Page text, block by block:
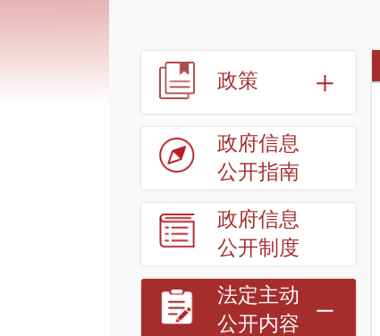
政策
政府信息
公开指南
政府信息
公开制度
法定主动
公开内容